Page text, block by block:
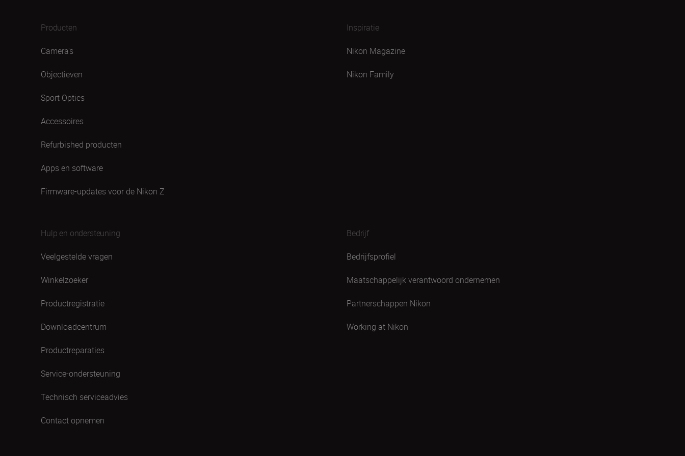
Producten
Camera's
Objectieven
Sport Optics
Accessoires
Refurbished producten
Apps en software
Firmware-updates voor de Nikon Z
Inspiratie
Nikon Magazine
Nikon Family
Hulp en ondersteuning
Veelgestelde vragen
Winkelzoeker
Productregistratie
Downloadcentrum
Productreparaties
Service-ondersteuning
Technisch serviceadvies
Contact opnemen
Bedrijf
Bedrijfsprofiel
Maatschappelijk verantwoord ondernemen
Partnerschappen Nikon
Working at Nikon